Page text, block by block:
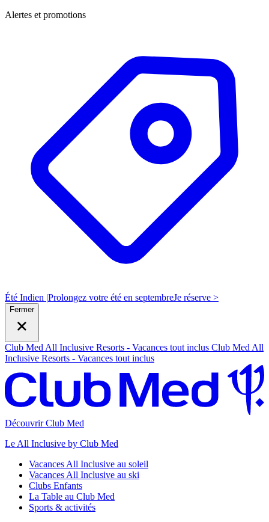
Alertes et promotions
Été Indien |Prolongez votre été en septembreJe réserve >
Fermer
Club Med All Inclusive Resorts - Vacances tout inclus Club Med All
Inclusive Resorts - Vacances tout inclus
Découvrir Club Med
Le All Inclusive by Club Med
Vacances All Inclusive au soleil
Vacances All Inclusive au ski
Clubs Enfants
La Table au Club Med
Sports & activités